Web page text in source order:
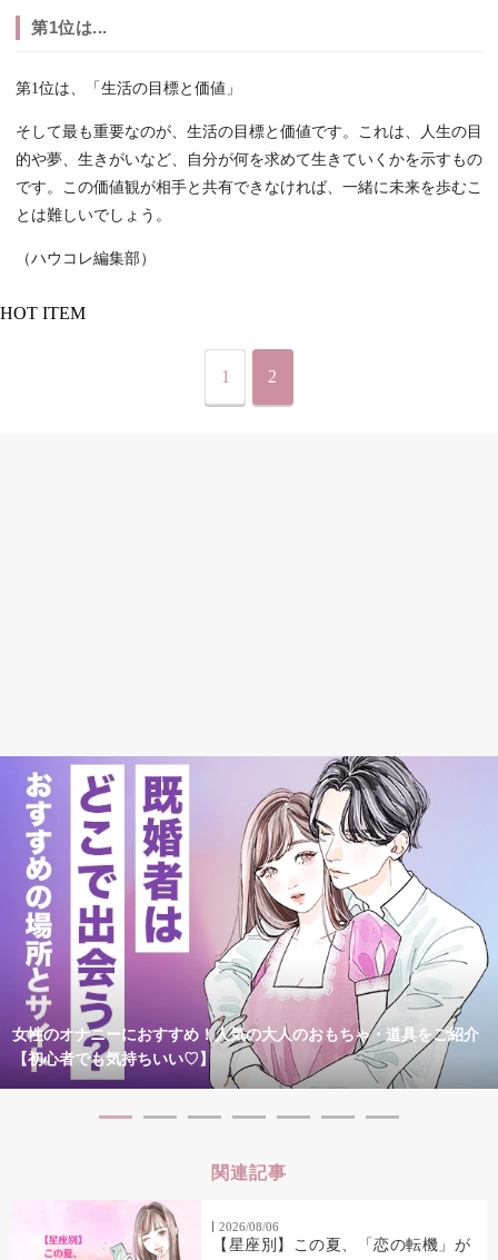
第1位は...
第1位は、「生活の目標と価値」
そして最も重要なのが、生活の目標と価値です。これは、人生の目
的や夢、生きがいなど、自分が何を求めて生きていくかを示すもの
です。この価値観が相手と共有できなければ、一緒に未来を歩むこ
とは難しいでしょう。
（ハウコレ編集部）
HOT ITEM
1 2
女性のオナニーにおすすめ！人気の大人のおもちゃ・道具をご紹介
【初心者でも気持ちいい♡】
関連記事
2026/08/06
【星座別】この夏、「恋の転機」が